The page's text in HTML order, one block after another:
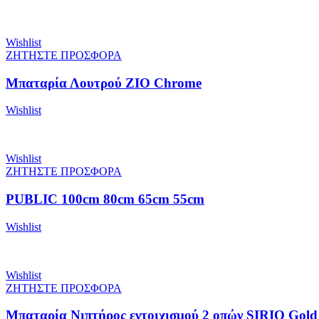
Wishlist
ΖΗΤΗΣΤΕ ΠΡΟΣΦΟΡΑ
Μπαταρία Λουτρού ZIO Chrome
Wishlist
Wishlist
ΖΗΤΗΣΤΕ ΠΡΟΣΦΟΡΑ
PUBLIC 100cm 80cm 65cm 55cm
Wishlist
Wishlist
ΖΗΤΗΣΤΕ ΠΡΟΣΦΟΡΑ
Μπαταρία Νιπτήρος εντοιχισμού 2 οπών SIRIO